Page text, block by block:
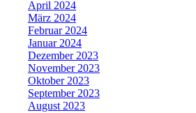
April 2024
März 2024
Februar 2024
Januar 2024
Dezember 2023
November 2023
Oktober 2023
September 2023
August 2023